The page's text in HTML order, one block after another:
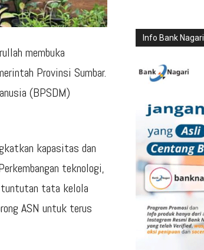
membuka
Provinsi Sumbar.
(BPSDM)
kapasitas dan
teknologi,
tuntutan tata kelola
ASN untuk terus
Info Bank Nagari